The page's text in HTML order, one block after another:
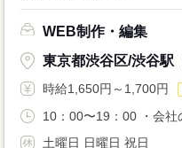
WEB制作・編集
東京都渋谷区/渋谷駅
時給1,650円～1,700円
10：00〜19：00 ・会社
土曜日 日曜日 祝日